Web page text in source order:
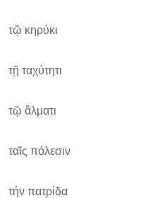
τῷ κηρύκι
τῇ ταχύτητι
τῷ ἂλματι
ταῖς πόλεσιν
τήν πατρίδα